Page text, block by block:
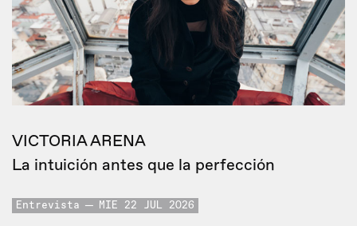
VICTORIA ARENA
La intuición antes que la perfección
Entrevista MIE 22 JUL 2026